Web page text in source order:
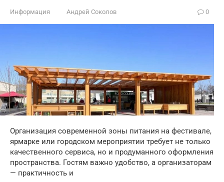
Информация Андрей Соколов 0
Организация современной зоны питания на фестивале,
ярмарке или городском мероприятии требует не только
качественного сервиса, но и продуманного оформления
пространства. Гостям важно удобство, а организаторам
— практичность и